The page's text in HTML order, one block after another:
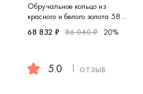
Обручальное кольцо из
красного и белого золота 585
68 832 ₽ 86 040 ₽ 20%
5.0 1 отзыв